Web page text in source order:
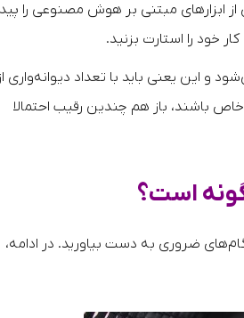
ابزارهای مبتنی بر هوش مصنوعی را
خود را استارت بزنید.
آپلود می‌شود و این یعنی باید با تعداد دیوانه‌واری
باشند، باز هم چندین رقیب احتمالا
است؟
گام‌های ضروری به دست بیاورید. در ادامه،